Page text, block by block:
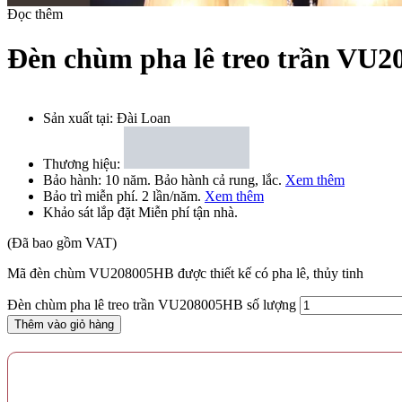
đèn được làm từ nhựa giả thủy tinh. Chao đèn vừa giúp bảo vệ đèn
Mỗi tay đèn có thêm 1 viên pha lê to giúp đèn được lấp lánh khi ánh
Khách hàng có nhu cầu mua đèn chùm treo trần chất lượng, giá tốt
Đọc thêm
Đèn chùm pha lê treo trần
Sản xuất tại: Đài Loan
Thương hiệu:
Bảo hành: 10 năm. Bảo hành cả rung, lắc. Xem thêm
Bảo trì miễn phí. 2 lần/năm. Xem thêm
Khảo sát lắp đặt Miễn phítận nhà.
(Đã bao gồm VAT)
Mã đèn chùm VU208005HB được thiết kế có pha lê, thủy tinh
Đèn chùm pha lê treo trần VU208005HB số lượng
Thêm vào giỏ hàng